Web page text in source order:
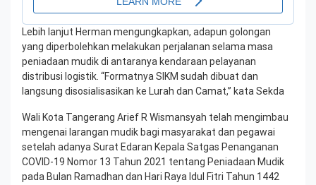
Lebih lanjut Herman mengungkapkan, adapun golongan
yang diperbolehkan melakukan perjalanan selama masa
peniadaan mudik di antaranya kendaraan pelayanan
distribusi logistik. “Formatnya SIKM sudah dibuat dan
langsung disosialisasikan ke Lurah dan Camat,” kata Sekda
Wali Kota Tangerang Arief R Wismansyah telah mengimbau
mengenai larangan mudik bagi masyarakat dan pegawai
setelah adanya Surat Edaran Kepala Satgas Penanganan
COVID-19 Nomor 13 Tahun 2021 tentang Peniadaan Mudik
pada Bulan Ramadhan dan Hari Raya Idul Fitri Tahun 1442